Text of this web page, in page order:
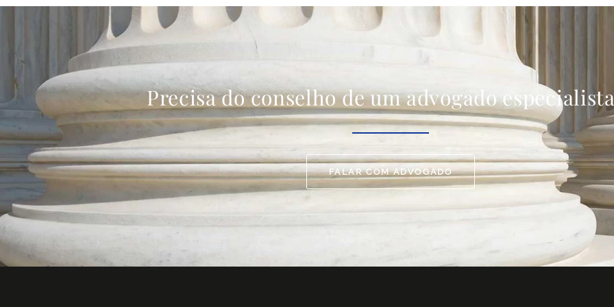
Precisa do conselho de um advogado
FALAR COM ADVOGADO